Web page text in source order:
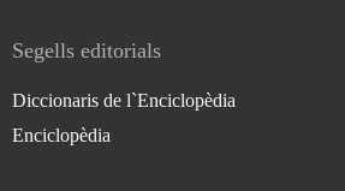
Segells editorials
Diccionaris de l`Enciclopèdia
Enciclopèdia